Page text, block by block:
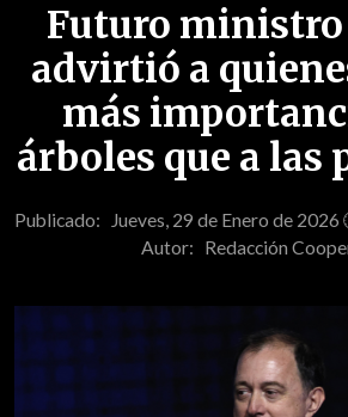
Futuro ministro
advirtió a
más
árboles que a las
Publicado: Jueves, 29 de Enero de 2026
Autor: Redacción